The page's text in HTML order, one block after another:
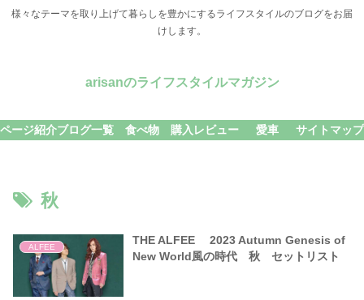
様々なテーマを取り上げて暮らしを豊かにするライフスタイルのブログをお届
けします。
arisanのライフスタイルマガジン
ページ紹介ブログ一覧 食べ物 購入レビュー 愛車 サイトマップ
秋
ALFEE
THE ALFEE 2023 Autumn Genesis of
New World風の時代 秋 セットリスト